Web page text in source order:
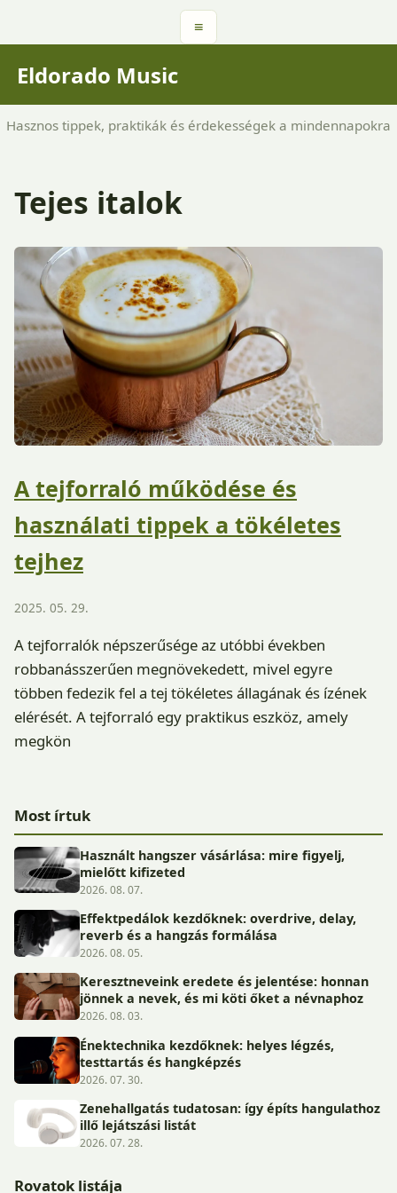
≡
Eldorado Music
Hasznos tippek, praktikák és érdekességek a mindennapokra
Tejes italok
A tejforraló működése és
használati tippek a tökéletes
tejhez
2025. 05. 29.
A tejforralók népszerűsége az utóbbi években
robbanásszerűen megnövekedett, mivel egyre
többen fedezik fel a tej tökéletes állagának és ízének
elérését. A tejforraló egy praktikus eszköz, amely
megkön
Most írtuk
Használt hangszer vásárlása: mire figyelj,
mielőtt kifizeted
2026. 08. 07.
Effektpedálok kezdőknek: overdrive, delay,
reverb és a hangzás formálása
2026. 08. 05.
Keresztneveink eredete és jelentése: honnan
jönnek a nevek, és mi köti őket a névnaphoz
2026. 08. 03.
Énektechnika kezdőknek: helyes légzés,
testtartás és hangképzés
2026. 07. 30.
Zenehallgatás tudatosan: így építs hangulathoz
illő lejátszási listát
2026. 07. 28.
Rovatok listája